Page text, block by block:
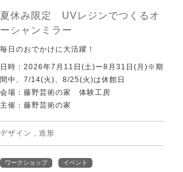
夏休み限定 UVレジンでつくるオ
ーシャンミラー
毎日のおでかけに大活躍！
日時：2026年7月11日(土)ー8月31日(月)※期
間中、7/14(火)、8/25(火)は休館日
会場：藤野芸術の家 体験工房
主催：藤野芸術の家
デザイン 造形
ワークショップ イベント